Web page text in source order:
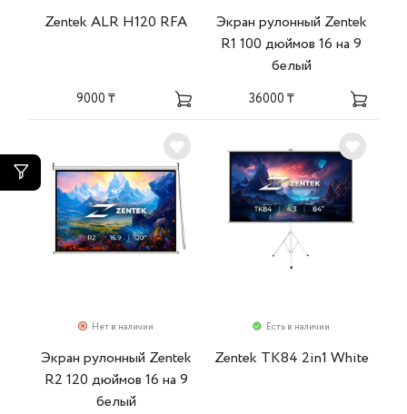
Zentek ALR H120 RFA
9000 ₸
Экран рулонный Zentek
R1 100 дюймов 16 на 9
белый
36000 ₸
Нет в наличии
Экран рулонный Zentek
R2 120 дюймов 16 на 9
белый
Есть в наличии
Zentek TK84 2in1 White